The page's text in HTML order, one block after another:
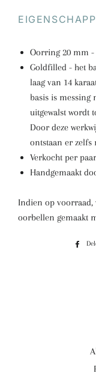
Oorring 20 mm -
Goldfilled - het
laag van 14
basis is messing
uitgewalst wordt
Door deze
ontstaan er zelfs
Verkocht per paar
Handgemaakt
Indien op voorraad,
oorbellen gemaakt